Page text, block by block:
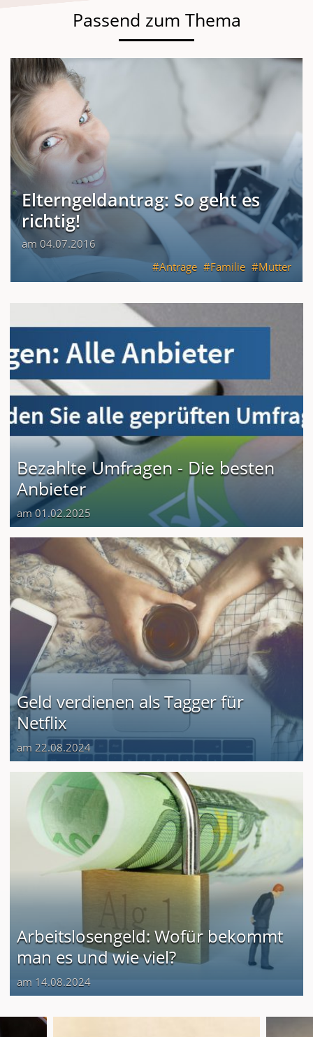
Passend zum Thema
Elterngeldantrag: So geht es
richtig!
am 04.07.2016
Anträge
Familie Mütter
Bezahlte Umfragen - Die besten
Anbieter
am 01.02.2025
Geld verdienen als Tagger für
Netflix
am 22.08.2024
Arbeitslosengeld: Wofür bekommt
man es und wie viel?
am 14.08.2024